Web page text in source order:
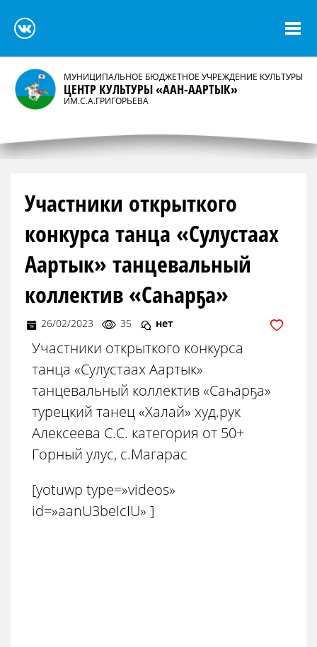
МУНИЦИПАЛЬНОЕ БЮДЖЕТНОЕ УЧРЕЖДЕНИЕ КУЛЬТУРЫ
ЦЕНТР КУЛЬТУРЫ «ААН-ААРТЫК»
ИМ.С.А.ГРИГОРЬЕВА
Участники открыткого
конкурса танца «Сулустаах
Аартык» танцевальный
коллектив «Саһарҕа»
26/02/2023 35 нет
Участники открыткого конкурса
танца «Сулустаах Аартык»
танцевальный коллектив «Саһарҕа»
турецкий танец «Халай» худ.рук
Алексеева С.С. категория от 50+
Горный улус, с.Магарас
[yotuwp type=»videos»
id=»aanU3beIcIU» ]